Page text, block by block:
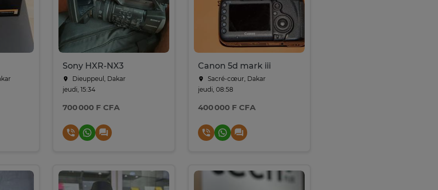
Sony HXR-NX3
Dieuppeul, Dakar
jeudi, 15:34
700 000 F CFA
Canon 5d mark iii
Sacré-cœur, Dakar
jeudi, 08:58
400 000 F CFA